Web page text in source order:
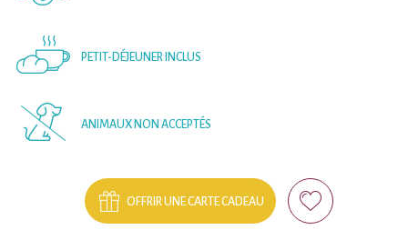
PETIT-DÉJEUNER INCLUS
ANIMAUX NON ACCEPTÉS
OFFRIR UNE CARTE CADEAU